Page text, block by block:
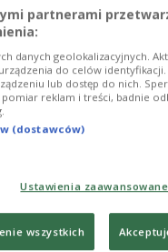
mehr als 60
Hauptstadt
Leben, 28 weitere
betroffen war
Großstadt Charkiw.
und neun weitere
Rettungskräfte
partnerami
danych geolokalizacyjnych.
do celów
lub dostęp do nich.
reklam i treści, badnie
(dostawców)
Ustawienia zaawansowane
wszystkich